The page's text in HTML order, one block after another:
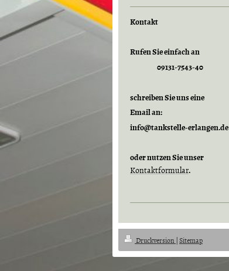
Kontakt
Rufen Sie einfach an
09131-7543-40
schreiben Sie uns eine
Email an:
info@tankstelle-erlangen.de
oder nutzen Sie unser
Kontaktformular.
Druckversion|Sitemap